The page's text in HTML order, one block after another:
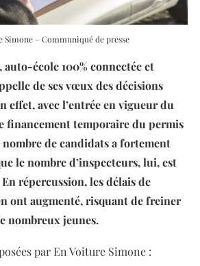
Simone – Communiqué de presse
, auto-école 100% connectée et
de ses vœux des décisions
effet, avec l’entrée en vigueur du
financement temporaire du permis
nombre de candidats a fortement
le nombre d’inspecteurs, lui, est
répercussion, les délais de
ont augmenté, risquant de freiner
nombreux jeunes.
par En Voiture Simone :